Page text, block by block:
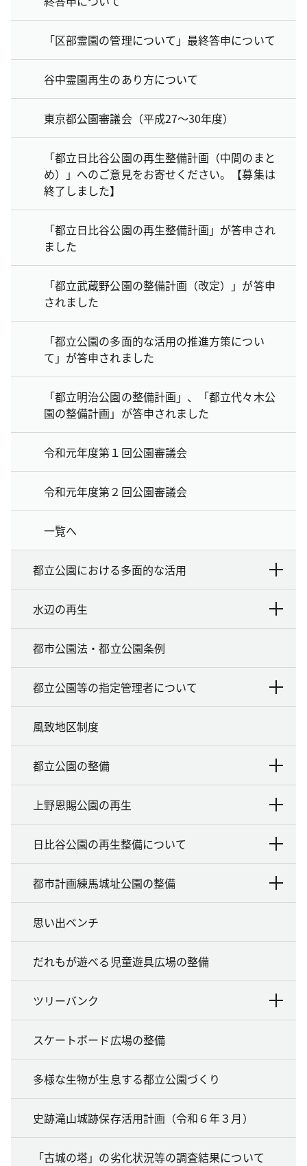
「区部霊園の管理について」最終答申について
谷中霊園再生のあり方について
東京都公園審議会（平成27～30年度）
「都立日比谷公園の再生整備計画（中間のまと
め）」へのご意見をお寄せください。【募集は
終了しました】
「都立日比谷公園の再生整備計画」が答申され
ました
「都立武蔵野公園の整備計画（改定）」が答申
されました
「都立公園の多面的な活用の推進方策につい
て」が答申されました
「都立明治公園の整備計画」、「都立代々木公
園の整備計画」が答申されました
令和元年度第１回公園審議会
令和元年度第２回公園審議会
一覧へ
都立公園における多面的な活用
水辺の再生
都市公園法・都立公園条例
都立公園等の指定管理者について
風致地区制度
都立公園の整備
上野恩賜公園の再生
日比谷公園の再生整備について
都市計画練馬城址公園の整備
思い出ベンチ
だれもが遊べる児童遊具広場の整備
ツリーバンク
スケートボード広場の整備
多様な生物が生息する都立公園づくり
史跡滝山城跡保存活用計画（令和６年３月）
「古城の塔」の劣化状況等の調査結果について